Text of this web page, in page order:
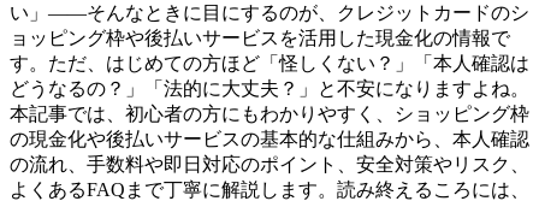
い」——そんなときに目にするのが、クレジットカードのシ
ョッピング枠や後払いサービスを活用した現金化の情報で
す。ただ、はじめての方ほど「怪しくない？」「本人確認は
どうなるの？」「法的に大丈夫？」と不安になりますよね。
本記事では、初心者の方にもわかりやすく、ショッピング枠
の現金化や後払いサービスの基本的な仕組みから、本人確認
の流れ、手数料や即日対応のポイント、安全対策やリスク、
よくあるFAQまで丁寧に解説します。読み終えるころには、